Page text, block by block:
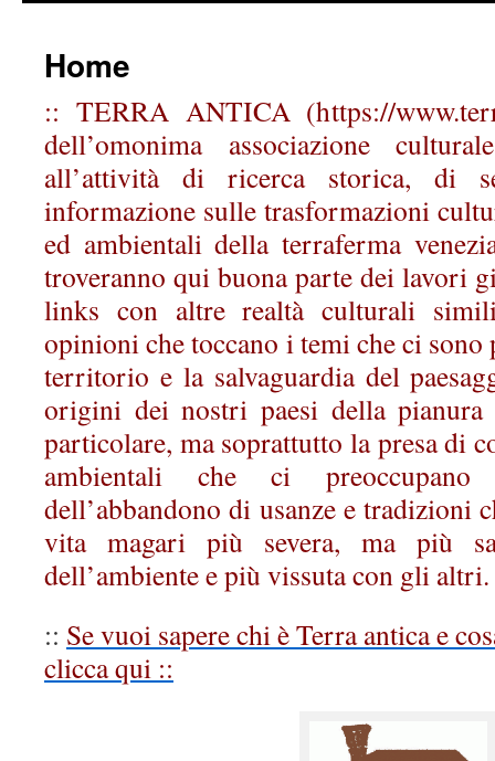
Home
:: TERRA ANTICA (https://
dell’omonima associazione
all’attività di ricerca storica, di
informazione sulle trasformazioni
ed ambientali della terraferma
troveranno qui buona parte dei lavori
links con altre realtà culturali
opinioni che toccano i temi che ci
territorio e la salvaguardia del
origini dei nostri paesi della pianura
particolare, ma soprattutto la presa di
ambientali che ci
dell’abbandono di usanze e tradizioni
vita magari più severa, ma più
dell’ambiente e più vissuta con gli altri.
:: Se vuoi sapere chi è Terra antica e
clicca qui ::